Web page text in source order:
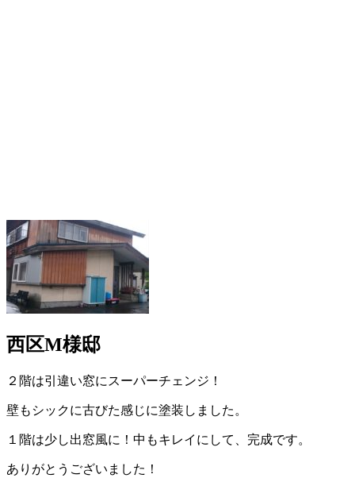
西区M様邸
２階は引違い窓にスーパーチェンジ！
壁もシックに古びた感じに塗装しました。
１階は少し出窓風に！中もキレイにして、完成です。
ありがとうございました！